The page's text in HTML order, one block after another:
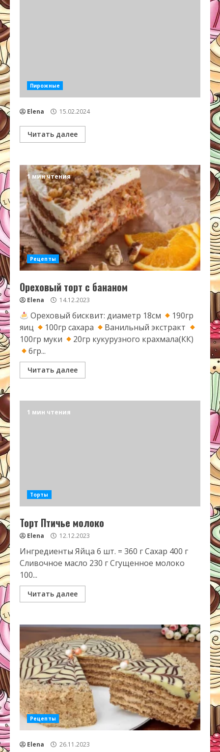
Пирожные
Elena 15.02.2024
Читать далее
1 мин чтения
Рецепты
Ореховый торт с бананом
Elena 14.12.2023
Ореховый бисквит: диаметр 18см
190гр
яиц
100гр сахара
Ванильный экстракт
100гр муки
20гр кукурузного крахмала(КК)
6гр...
Читать далее
1 мин чтения
Торты
Торт Птичье молоко
Elena 12.12.2023
Ингредиенты Яйца 6 шт. = 360 г Сахар 400 г
Сливочное масло 230 г Сгущенное молоко
100...
Читать далее
Рецепты
Elena 26.11.2023